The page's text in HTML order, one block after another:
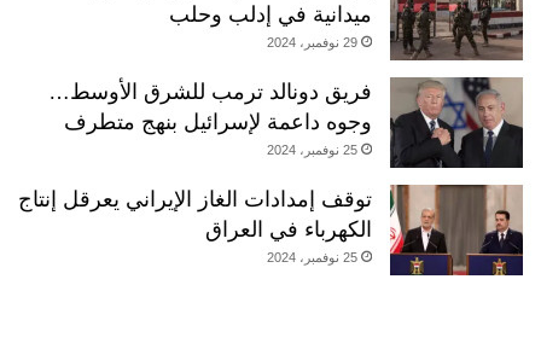
ميدانية في إدلب وحلب
29 نوفمبر، 2024
فريق دونالد ترمب للشرق الأوسط…
وجوه داعمة لإسرائيل بنهج متطرف
25 نوفمبر، 2024
توقف إمدادات الغاز الإيراني يعرقل إنتاج
الكهرباء في العراق
25 نوفمبر، 2024